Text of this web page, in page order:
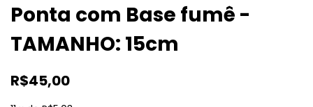
Ponta com Base fumê -
TAMANHO: 15cm
R$45,00